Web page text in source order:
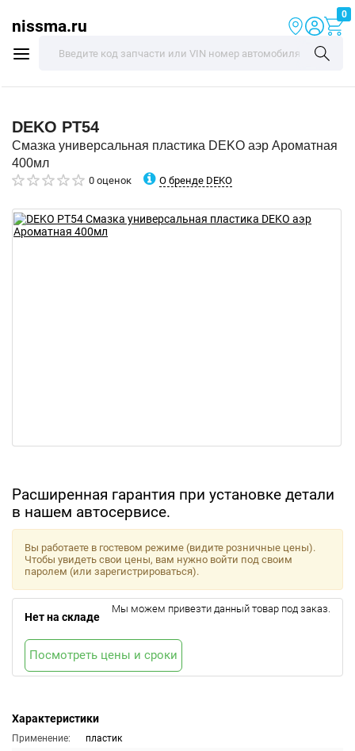
nissma.ru
0
DEKO PT54
Смазка универсальная пластика DEKO аэр Ароматная
400мл
0 оценок О бренде DEKO
Расширенная гарантия при установке детали
в нашем автосервисе.
Характеристики
Применение:
пластик
Вы работаете в гостевом режиме (видите розничные цены).
Чтобы увидеть свои цены, вам нужно войти под своим
паролем (или зарегистрироваться).
Нет на складе
Мы можем привезти данный товар под заказ.
Посмотреть цены и сроки